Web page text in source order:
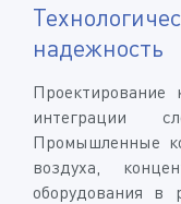
надежность
Проектирование
интеграции
Промышленные
воздуха,
оборудования в